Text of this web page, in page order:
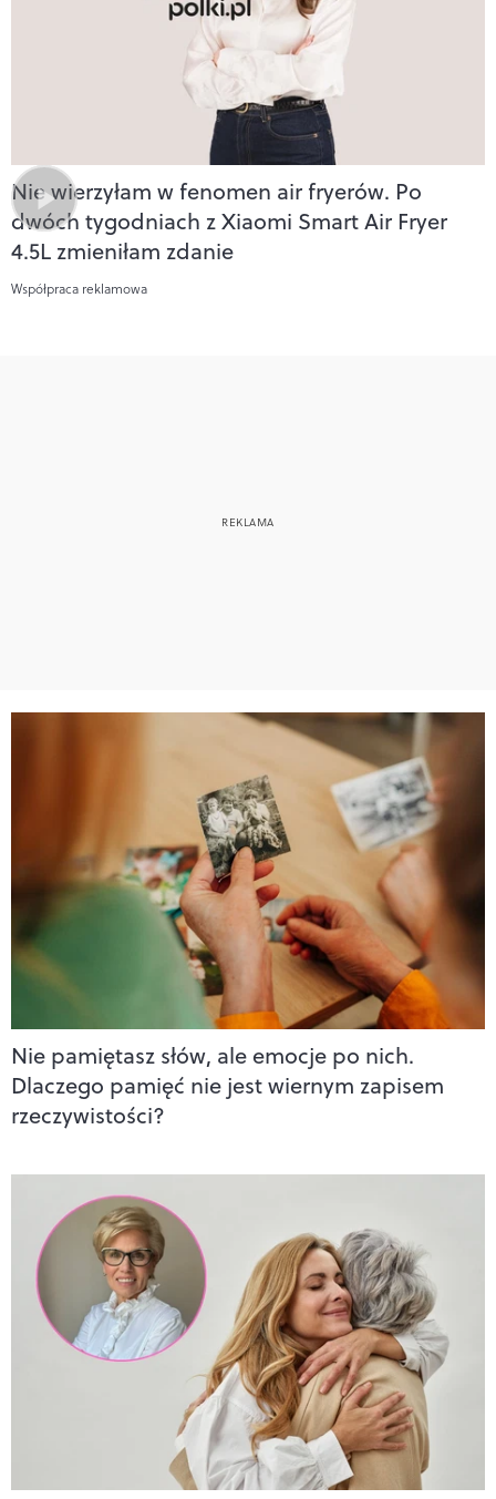
Nie wierzyłam w fenomen air fryerów. Po
dwóch tygodniach z Xiaomi Smart Air Fryer
4.5L zmieniłam zdanie
Współpraca reklamowa
Nie pamiętasz słów, ale emocje po nich.
Dlaczego pamięć nie jest wiernym zapisem
rzeczywistości?